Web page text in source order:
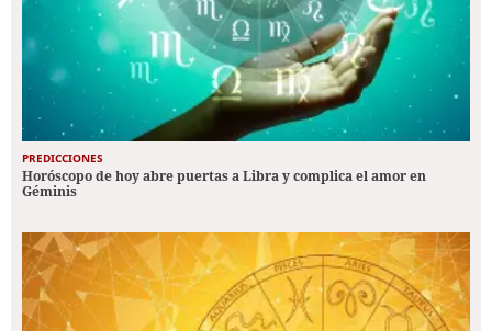
PREDICCIONES
Horóscopo de hoy abre puertas a Libra y complica el amor en
Géminis